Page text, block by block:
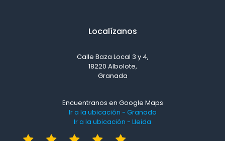
Localízanos
Calle Baza Local 3 y 4,
18220 Albolote,
Granada
Encuentranos en Google Maps
Ir a la ubicación - Granada
Ir a la ubicación - Lleida